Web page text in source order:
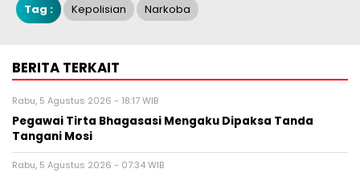
Tag : Kepolisian Narkoba
BERITA TERKAIT
Rabu, 5 Agustus 2026 - 18:17 WIB
Pegawai Tirta Bhagasasi Mengaku Dipaksa Tanda
Tangani Mosi
Rabu, 5 Agustus 2026 - 07:34 WIB